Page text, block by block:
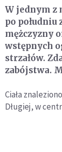
W jednym z
po południu
mężczyzny
wstępnych
strzałów.
zabójstwa.
Ciała
Długiej, w